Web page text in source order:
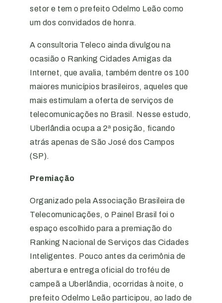
setor e tem o prefeito Odelmo Leão como
um dos convidados de honra.
A consultoria Teleco ainda divulgou na
ocasião o Ranking Cidades Amigas da
Internet, que avalia, também dentre os 100
maiores municípios brasileiros, aqueles que
mais estimulam a oferta de serviços de
telecomunicações no Brasil. Nesse estudo,
Uberlândia ocupa a 2ª posição, ficando
atrás apenas de São José dos Campos
(SP).
Premiação
Organizado pela Associação Brasileira de
Telecomunicações, o Painel Brasil foi o
espaço escolhido para a premiação do
Ranking Nacional de Serviços das Cidades
Inteligentes. Pouco antes da cerimônia de
abertura e entrega oficial do troféu de
campeã a Uberlândia, ocorridas à noite, o
prefeito Odelmo Leão participou, ao lado de